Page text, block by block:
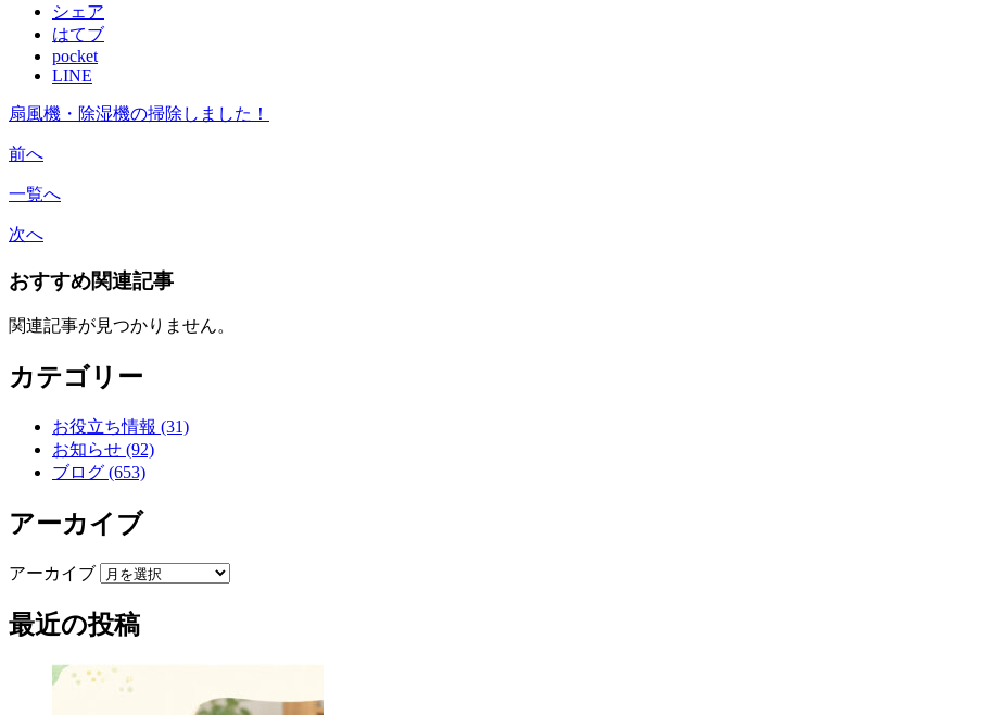
シェア
はてブ
pocket
LINE
扇風機・除湿機の掃除しました！
前へ
一覧へ
次へ
おすすめ関連記事
関連記事が見つかりません。
カテゴリー
お役立ち情報 (31)
お知らせ (92)
ブログ (653)
アーカイブ
アーカイブ
最近の投稿